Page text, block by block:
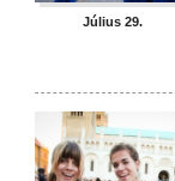
Július 29.